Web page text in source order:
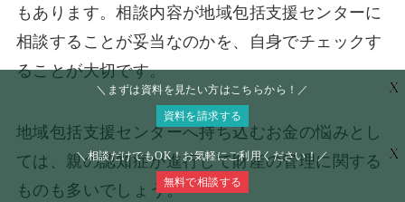
もあります。相談内容が地域包括支援センターに
相談することが妥当なのかを、自身でチェックす
ることが大切です。
地域包括支援センターへ持ち込むお金の悩みとし
ては、親の認知症が進行して財産の管理に関する
ものも多いでしょう。
＼相談だけでもOK！お気軽にご利用ください！／
無料で相談する
X
＼まずは資料を見たい方はこちらから！／
資料を請求する
X